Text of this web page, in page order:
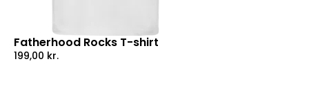
Fatherhood Rocks T-shirt
199,00 kr.